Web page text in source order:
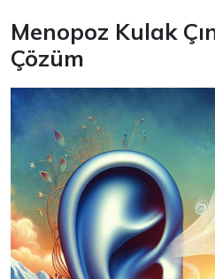
Menopoz Kulak
Çözüm